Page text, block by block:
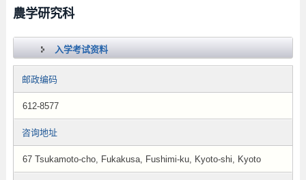
農学研究科
入学考试资料
邮政编码
612-8577
咨询地址
67 Tsukamoto-cho, Fukakusa, Fushimi-ku, Kyoto-shi, Kyoto